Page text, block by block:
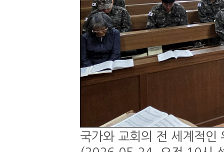
국가와 교회의 전 세계적인